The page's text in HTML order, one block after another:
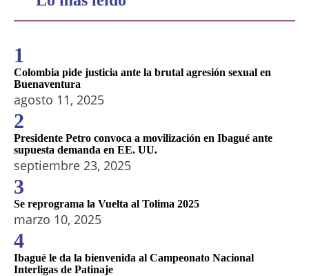
1
Colombia pide justicia ante la brutal agresión sexual en
Buenaventura
agosto 11, 2025
2
Presidente Petro convoca a movilización en Ibagué ante
supuesta demanda en EE. UU.
septiembre 23, 2025
3
Se reprograma la Vuelta al Tolima 2025
marzo 10, 2025
4
Ibagué le da la bienvenida al Campeonato Nacional
Interligas de Patinaje